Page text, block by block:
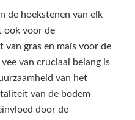
de hoekstenen van elk
ook voor de
gras en maïs voor de
van cruciaal belang is
van het
van de bodem
door de